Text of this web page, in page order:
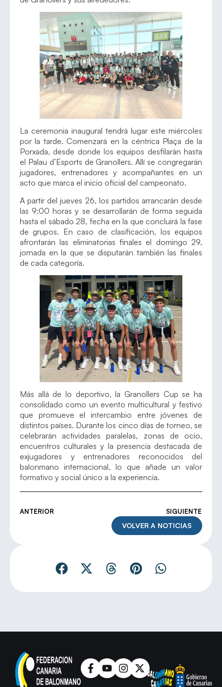
La ceremonia inaugural tendrá lugar este miércoles
por la tarde. Comenzará en la céntrica Plaça de la
Porxada, desde donde los equipos desfilarán hasta
el Palau d’Esports de Granollers. Allí se congregarán
jugadores, entrenadores y acompañantes en un
acto que marca el inicio oficial del campeonato.
A partir del jueves 26, los partidos arrancarán desde
las 9:00 horas y se desarrollarán de forma seguida
hasta el sábado 28, fecha en la que concluirá la fase
de grupos. En caso de clasificación, los equipos
afrontarán las eliminatorias finales el domingo 29,
jornada en la que se disputarán también las finales
de cada categoría.
Más allá de lo deportivo, la Granollers Cup se ha
consolidado como un evento multicultural y festivo
que promueve el intercambio entre jóvenes de
distintos países. Durante los cinco días de torneo, se
celebrarán actividades paralelas, zonas de ocio,
encuentros culturales y la presencia destacada de
exjugadores y entrenadores reconocidos del
balonmano internacional, lo que añade un valor
formativo y social único a la experiencia.
ANTERIOR SIGUIENTE
VOLVER A NOTICIAS